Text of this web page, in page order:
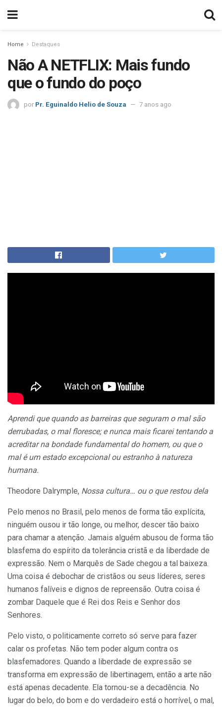
Home Destaques
Não A NETFLIX: Mais fundo
que o fundo do poço
por Pr. Eguinaldo Helio de Souza 7 anos ago
Aprendi que quando as barreiras que seguram o mal são
derrubadas, o mal floresce; e nunca mais ficarei tentando a
acreditar na bondade fundamental do homem, ou que o
mal é um estado excepcional ou estranho à natureza
humana.
Theodore Dalrymple, Nossa cultura… ou o que restou dela
Pelo menos no Brasil, pelo menos de forma tão explícita,
ninguém ousou ir tão longe, ou melhor, descer tão baixo
para chamar a atenção. Jamais alguém abusou de forma tão
blasfema do espírito da tolerância cristã e da liberdade de
expressão. Nem o Marquês de Sade chegou a tal baixeza.
Uma coisa é debochar de cristãos ou seus líderes, seres
humanos falíveis e dignos de repreensão. Outra coisa é
zombar Daquele que é Rei dos Reis e Senhor dos
Senhores.
Pelo visto, o politicamente correto só serve para fazer
calar os profetas. Não tem poder algum contra os
blasfemadores. Quando a liberdade de expressão se
transforma em expressão de libertinagem, então a arte não
está apenas decadente. Ela tornou-se a decadência. No
lugar do belo, do bom e do verdadeiro está o horrível, o mal,